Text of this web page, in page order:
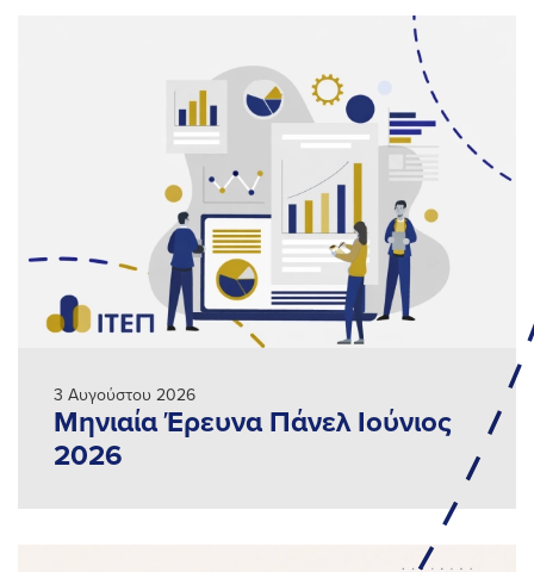
Το δεύτερο μέρος της ευρείας κλίμακας ευρωπαϊκής
έρευνας, που επικεντρώνεται στη Διαχείριση Εσόδων, τους
Δείκτες Απόδοσης (KPIs) και τις Πωλήσεις, είναι πλέον
διαθέσιμο διαδικτυακά.
3 Αυγούστου 2026
Μηνιαία Έρευνα Πάνελ Ιούνιος
2026